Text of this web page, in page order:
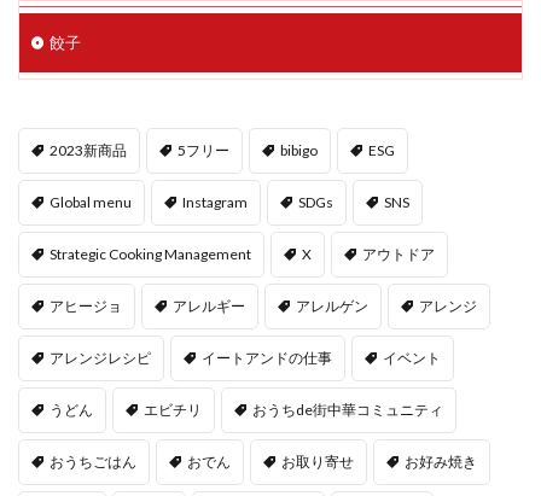
餃子
2023新商品 5フリー bibigo ESG
Global menu Instagram SDGs SNS
Strategic Cooking Management X アウトドア
アヒージョ アレルギー アレルゲン アレンジ
アレンジレシピ イートアンドの仕事 イベント
うどん エビチリ おうちde街中華コミュニティ
おうちごはん おでん お取り寄せ お好み焼き